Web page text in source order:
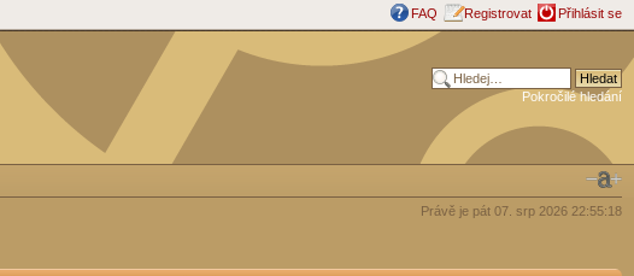
FAQ Registrovat Přihlásit se
Pokročilé hledání
Právě je pát 07. srp 2026 22:55:18